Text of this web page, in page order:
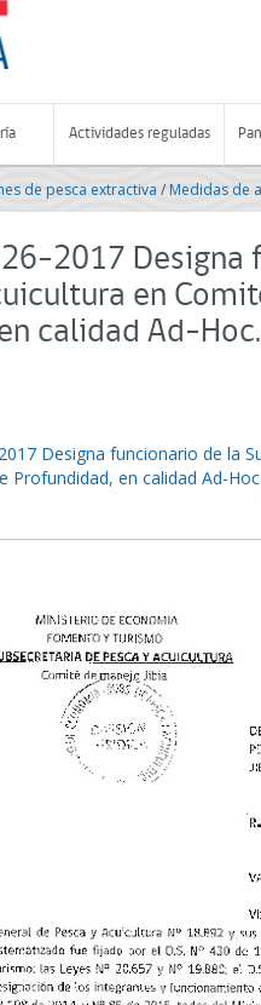
Actividades reguladas
de pesca extractiva /Medidas de
2017
en
calidad Ad-
Designa funcionario de la
Profundidad, en calidad Ad-